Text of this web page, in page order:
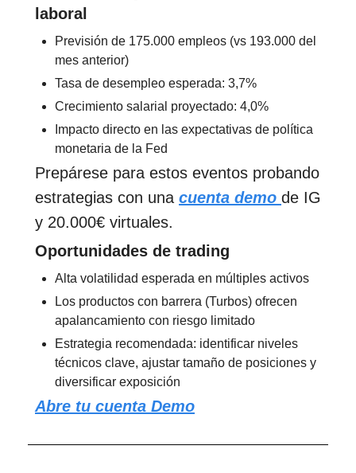
laboral
Previsión de 175.000 empleos (vs 193.000 del
mes anterior)
Tasa de desempleo esperada: 3,7%
Crecimiento salarial proyectado: 4,0%
Impacto directo en las expectativas de política
monetaria de la Fed
Prepárese para estos eventos probando
estrategias con una cuenta demo de IG
y 20.000€ virtuales.
Oportunidades de trading
Alta volatilidad esperada en múltiples activos
Los productos con barrera (Turbos) ofrecen
apalancamiento con riesgo limitado
Estrategia recomendada: identificar niveles
técnicos clave, ajustar tamaño de posiciones y
diversificar exposición
Abre tu cuenta Demo